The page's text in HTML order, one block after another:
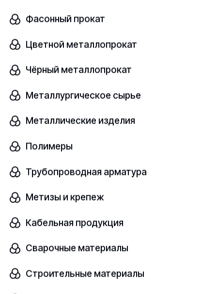
Фасонный прокат
Цветной металлопрокат
Чёрный металлопрокат
Металлургическое сырье
Металлические изделия
Полимеры
Трубопроводная арматура
Метизы и крепеж
Кабельная продукция
Сварочные материалы
Строительные материалы
Узнать цену
Муфта грувлочная жесткая
Размер, мм
В наличии
150 192